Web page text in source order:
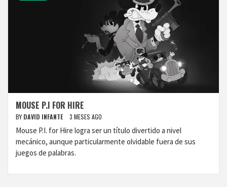
MOUSE P.I FOR HIRE
BY DAVID INFANTE 3 MESES AGO
Mouse P.I. for Hire logra ser un título divertido a nivel
mecánico, aunque particularmente olvidable fuera de sus
juegos de palabras.